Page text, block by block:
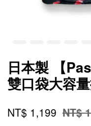
日本製 【
雙口袋大容
NT$ 1,199 NT$